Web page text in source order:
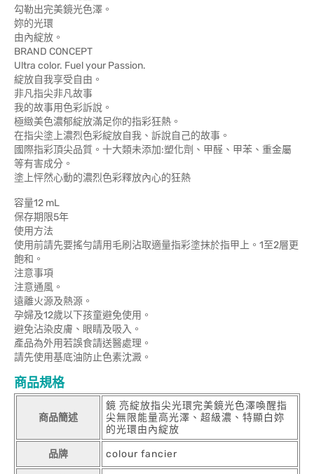
勾勒出完美鏡光色澤。
妳的光環
由內綻放。
BRAND CONCEPT
Ultra color. Fuel your Passion.
綻放自我享受自由。
非凡指尖非凡故事
我的故事用色彩訴說。
極緻美色濃郁綻放滿足你的指彩狂熱。
在指尖塗上濃烈色彩綻放自我、訴說自己的故事。
國際指彩頂尖品質。十大類未添加:塑化劑、甲醛、甲苯、重金屬
等有害成分。
塗上怦然心動的濃烈色彩釋放內心的狂熱
容量12 mL
保存期限5年
使用方法
使用前請先要搖勻請用毛刷沾取適量指彩塗抹於指甲上。1至2層更
飽和。
注意事項
注意通風。
遠離火源及熱源。
孕婦及12歲以下孩童避免使用。
避免沾染皮膚、眼睛及吸入。
產品為外用若誤食請送醫處理。
請先使用基底油防止色素沈澱。
商品規格
商品簡述
鏡 亮綻放指尖光環完美鏡光色澤喚醒指
尖無限能量高光澤、超級濃、特顯白妳
的光環由內綻放
品牌 colour fancier